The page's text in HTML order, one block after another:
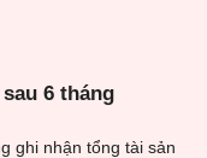
6 tháng
ghi nhận tổng tài sản